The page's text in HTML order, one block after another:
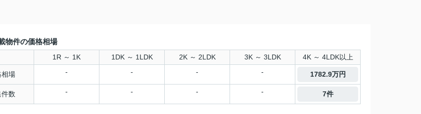
物件の価格相場
1R ～ 1K 1DK ～ 1LDK 2K ～ 2LDK 3K ～ 3LDK 4K ～ 4LDK以上
場 - - - - 1782.9万円
数 - - - - 7件